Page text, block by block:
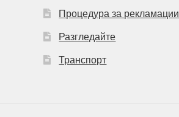
Процедура за рекламации
Разгледайте
Транспорт